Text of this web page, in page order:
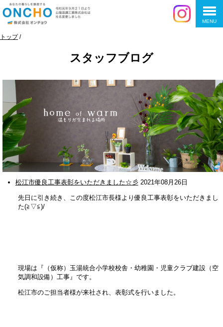
MENU
現
トップ/
スタッフブログ
松江市優良工事表彰をいただきました☆彡 2021年08月26日
先日に引き続き、この度松江市長様より優良工事表彰をいただきまし
た(≧▽≦)/
現場は『（仮称）玉湯統合小学校校舎・幼稚園・児童クラブ建設（空
気調和設備）工事』です。
松江市のご担当者様が来社され、表彰式を行いました。